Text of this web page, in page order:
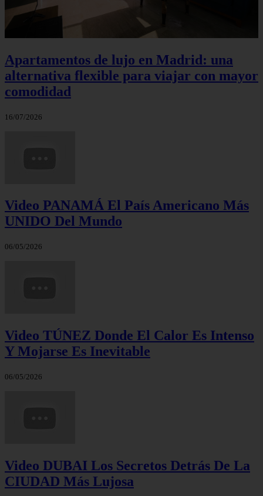
Apartamentos de lujo en Madrid: una
alternativa flexible para viajar con mayor
comodidad
16/07/2026
Video PANAMÁ El País Americano Más
UNIDO Del Mundo
06/05/2026
Video TÚNEZ Donde El Calor Es Intenso
Y Mojarse Es Inevitable
06/05/2026
Video DUBAI Los Secretos Detrás De La
CIUDAD Más Lujosa